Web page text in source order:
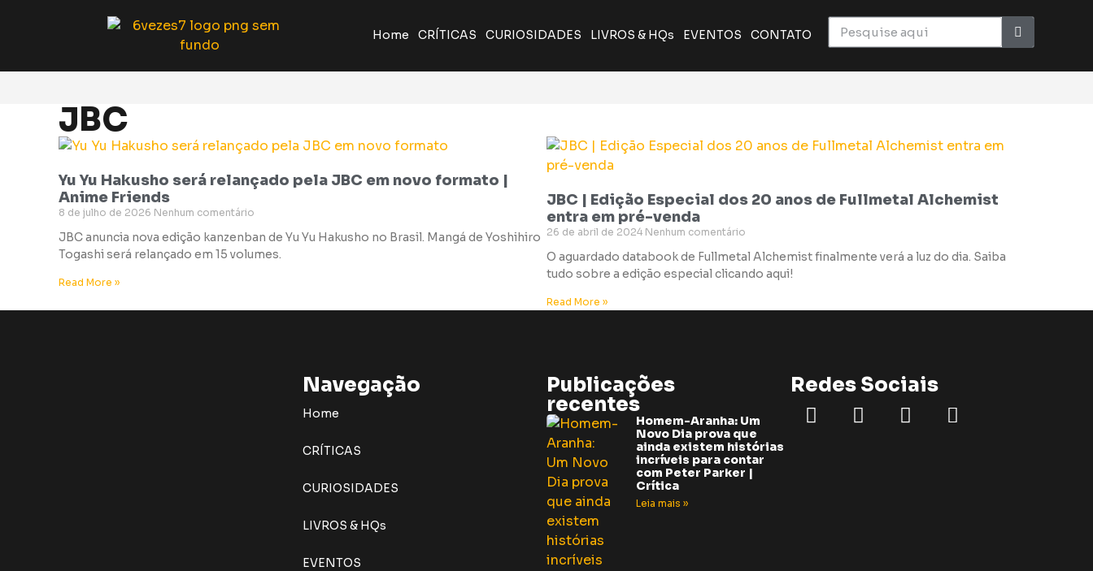
Home CRÍTICAS CURIOSIDADES LIVROS & HQs EVENTOS CONTATO
JBC
Yu Yu Hakusho será relançado pela JBC em novo formato |
Anime Friends
8 de julho de 2026 Nenhum comentário
JBC anuncia nova edição kanzenban de Yu Yu Hakusho no Brasil. Mangá de Yoshihiro
Togashi será relançado em 15 volumes.
Read More »
JBC | Edição Especial dos 20 anos de Fullmetal Alchemist
entra em pré-venda
26 de abril de 2024 Nenhum comentário
O aguardado databook de Fullmetal Alchemist finalmente verá a luz do dia. Saiba
tudo sobre a edição especial clicando aqui!
Read More »
Navegação
Home
CRÍTICAS
CURIOSIDADES
LIVROS & HQs
EVENTOS
Publicações
recentes
Homem-Aranha: Um
Novo Dia prova que
ainda existem histórias
incríveis para contar
com Peter Parker |
Crítica
Leia mais »
Redes Sociais